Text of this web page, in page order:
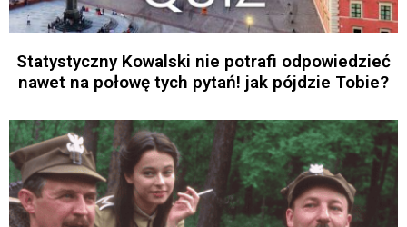
Statystyczny Kowalski nie potrafi odpowiedzieć
nawet na połowę tych pytań! jak pójdzie Tobie?